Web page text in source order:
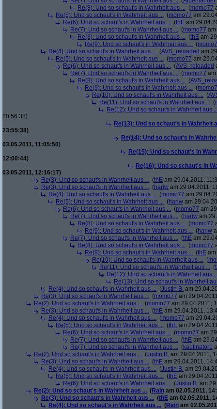
Re(8): Und so schaut's in Wahrheit aus ... (momo77
Re(5): Und so schaut's in Wahrheit aus ... (momo77 am
Re(6): Und so schaut's in Wahrheit aus ... (thE am
Re(7): Und so schaut's in Wahrheit aus ... (momo77
Re(8): Und so schaut's in Wahrheit aus ... (thE am
Re(9): Und so schaut's in Wahrheit aus ... (
Re(4): Und so schaut's in Wahrheit aus ... (AVS_reloaded am
Re(5): Und so schaut's in Wahrheit aus ... (momo77 am
Re(6): Und so schaut's in Wahrheit aus ... (AVS_reloaded
Re(7): Und so schaut's in Wahrheit aus ... (momo77
Re(8): Und so schaut's in Wahrheit aus ... (
Re(9): Und so schaut's in Wahrheit aus ... (
Re(10): Und so schaut's in Wahrheit aus ... (
Re(11): Und so schaut's in Wahrheit aus ... (
Re(12): Und so schaut's in Wahrheit aus
20:56:38)
Re(13): Und so schaut's in Wahrheit
23:55:38)
Re(14): Und so schaut's in
03.05.2011, 11:05:50)
Re(15): Und so schaut's in
12:00:44)
Re(16): Und so schaut's in
03.05.2011, 12:16:17)
Re(3): Und so schaut's in Wahrheit aus ... (thE am 29.04.2011,
Re(3): Und so schaut's in Wahrheit aus ... (hariw am 29.04.2011,
Re(4): Und so schaut's in Wahrheit aus ... (momo77 am
Re(5): Und so schaut's in Wahrheit aus ... (hariw am
Re(6): Und so schaut's in Wahrheit aus ... (momo77 am
Re(7): Und so schaut's in Wahrheit aus ... (hariw am
Re(8): Und so schaut's in Wahrheit aus ... (momo77
Re(9): Und so schaut's in Wahrheit aus ... (hariw
Re(7): Und so schaut's in Wahrheit aus ... (thE am
Re(8): Und so schaut's in Wahrheit aus ... (momo77
Re(9): Und so schaut's in Wahrheit aus ... (thE
Re(10): Und so schaut's in Wahrheit aus ... (
Re(11): Und so schaut's in Wahrheit aus ... (
Re(12): Und so schaut's in Wahrheit aus
Re(13): Und so schaut's in Wahrheit
Re(4): Und so schaut's in Wahrheit aus ... (Justin B. am
Re(3): Und so schaut's in Wahrheit aus ... (momo77 am
Re(2): Und so schaut's in Wahrheit aus ... (momo77 am 29.04.2011,
Re(3): Und so schaut's in Wahrheit aus ... (thE am 29.04.2011,
Re(4): Und so schaut's in Wahrheit aus ... (momo77 am
Re(5): Und so schaut's in Wahrheit aus ... (thE am
Re(6): Und so schaut's in Wahrheit aus ... (momo77 am
Re(7): Und so schaut's in Wahrheit aus ... (thE am
Re(7): Und so schaut's in Wahrheit aus ... (kaufinator1
Re(2): Und so schaut's in Wahrheit aus ... (Justin B. am 29.04.2011,
Re(3): Und so schaut's in Wahrheit aus ... (thE am 29.04.2011,
Re(4): Und so schaut's in Wahrheit aus ... (Justin B. am
Re(5): Und so schaut's in Wahrheit aus ... (thE am
Re(6): Und so schaut's in Wahrheit aus ... (Justin B. am
Re(2): Und so schaut's in Wahrheit aus ... (Rain am 02.05.2011,
Re(3): Und so schaut's in Wahrheit aus ... (thE am 02.05.2011,
Re(4): Und so schaut's in Wahrheit aus ... (Rain am